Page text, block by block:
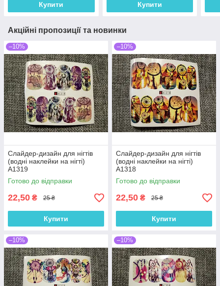
Купити Купити
Акційні пропозиції та новинки
–10%
Слайдер-дизайн для нігтів
(водні наклейки на нігті)
A1319
Готово до відправки
22,50 ₴ 25 ₴
Купити
–10%
Слайдер-дизайн для нігтів
(водні наклейки на нігті)
A1318
Готово до відправки
22,50 ₴ 25 ₴
Купити
–10% –10%